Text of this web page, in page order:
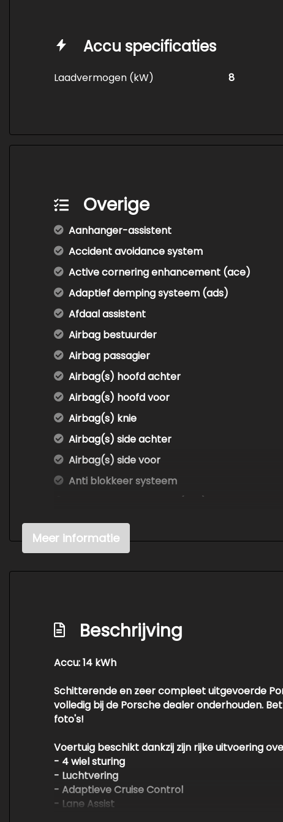
Accu specificaties
Laadvermogen (kW) 8
Overige
Aanhanger-assistent
Accident avoidance system
Active cornering enhancement (ace)
Adaptief demping systeem (ads)
Afdaal assistent
Airbag bestuurder
Airbag passagier
Airbag(s) hoofd achter
Airbag(s) hoofd voor
Airbag(s) knie
Airbag(s) side achter
Airbag(s) side voor
Anti blokkeer systeem
Audio installatie high-end
Automatische niveauregeling
Connected services
Dodehoek detector
Elektrisch verstelbare bestuurdersstoel
Entertainment system
Lichtmetalen velgen 22"
Luchtvering
Metallic lak
Meer informatie
Beschrijving
Accu:14 kWh
Schitterende en zeer compleet uitgevoerde
volledig bij de Porsche dealer onderhouden.
foto's!
Voertuig beschikt dankzij zijn rijke uitvoering
- 4 wiel sturing
- Luchtvering
- Adaptieve Cruise Control
- Lane Assist